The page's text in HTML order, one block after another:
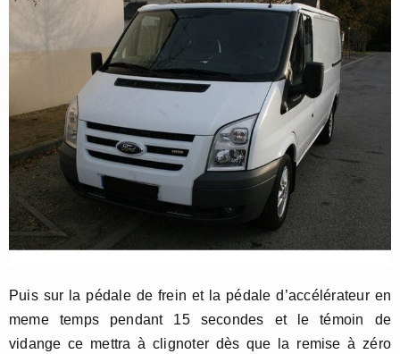
Puis sur la pédale de frein et la pédale d’accélérateur en
meme temps pendant 15 secondes et le témoin de
vidange ce mettra à clignoter dès que la remise à zéro